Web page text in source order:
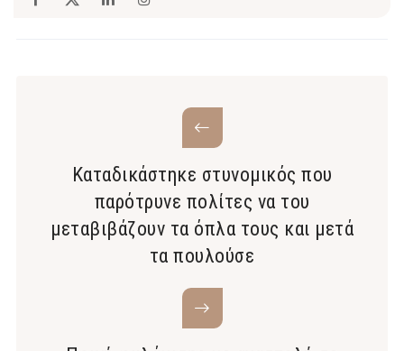
Καταδικάστηκε στυνομικός που
παρότρυνε πολίτες να του
μεταβιβάζουν τα όπλα τους και μετά
τα πουλούσε